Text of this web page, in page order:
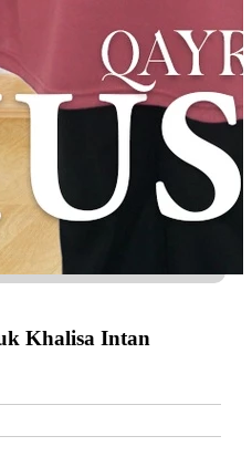
Khalisa Intan